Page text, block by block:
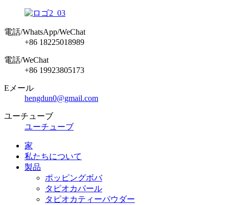
電話/WhatsApp/WeChat
+86 18225018989
電話/WeChat
+86 19923805173
Eメール
hengdun0@gmail.com
ユーチューブ
ユーチューブ
家
私たちについて
製品
ポッピングボバ
タピオカパール
タピオカティーパウダー